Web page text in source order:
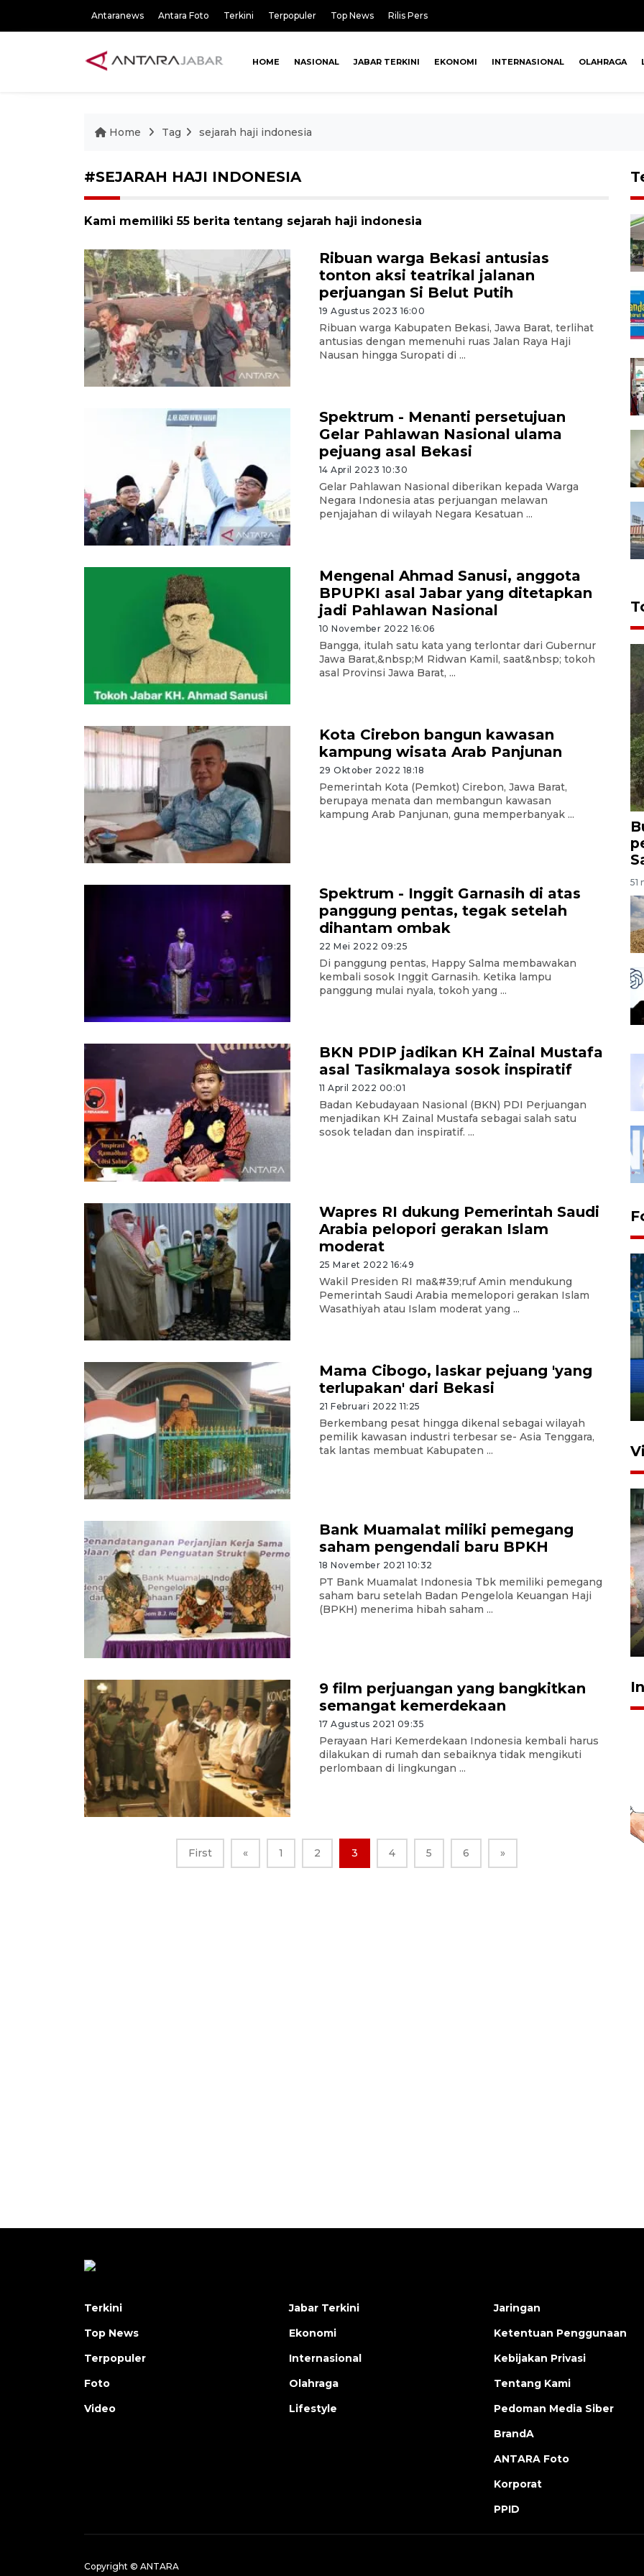
Antaranews Antara Foto Terkini Terpopuler Top News Rilis Pers
HOME NASIONAL JABAR TERKINI EKONOMI INTERNASIONAL OLAHRAGA
Home Tag sejarah haji indonesia
#SEJARAH HAJI INDONESIA
Kami memiliki 55 berita tentang sejarah haji indonesia
Ribuan warga Bekasi antusias
tonton aksi teatrikal jalanan
perjuangan Si Belut Putih
19 Agustus 2023 16:00
Ribuan warga Kabupaten Bekasi, Jawa Barat, terlihat
antusias dengan memenuhi ruas Jalan Raya Haji
Nausan hingga Suropati di ...
Spektrum - Menanti persetujuan
Gelar Pahlawan Nasional ulama
pejuang asal Bekasi
14 April 2023 10:30
Gelar Pahlawan Nasional diberikan kepada Warga
Negara Indonesia atas perjuangan melawan
penjajahan di wilayah Negara Kesatuan ...
Mengenal Ahmad Sanusi, anggota
BPUPKI asal Jabar yang ditetapkan
jadi Pahlawan Nasional
10 November 2022 16:06
Bangga, itulah satu kata yang terlontar dari Gubernur
Jawa Barat,&nbsp;M Ridwan Kamil, saat&nbsp; tokoh
asal Provinsi Jawa Barat, ...
Kota Cirebon bangun kawasan
kampung wisata Arab Panjunan
29 Oktober 2022 18:18
Pemerintah Kota (Pemkot) Cirebon, Jawa Barat,
berupaya menata dan membangun kawasan
kampung Arab Panjunan, guna memperbanyak ...
Spektrum - Inggit Garnasih di atas
panggung pentas, tegak setelah
dihantam ombak
22 Mei 2022 09:25
Di panggung pentas, Happy Salma membawakan
kembali sosok Inggit Garnasih. Ketika lampu
panggung mulai nyala, tokoh yang ...
BKN PDIP jadikan KH Zainal Mustafa
asal Tasikmalaya sosok inspiratif
11 April 2022 00:01
Badan Kebudayaan Nasional (BKN) PDI Perjuangan
menjadikan KH Zainal Mustafa sebagai salah satu
sosok teladan dan inspiratif. ...
Wapres RI dukung Pemerintah Saudi
Arabia pelopori gerakan Islam
moderat
25 Maret 2022 16:49
Wakil Presiden RI ma&#39;ruf Amin mendukung
Pemerintah Saudi Arabia memelopori gerakan Islam
Wasathiyah atau Islam moderat yang ...
Mama Cibogo, laskar pejuang 'yang
terlupakan' dari Bekasi
21 Februari 2022 11:25
Berkembang pesat hingga dikenal sebagai wilayah
pemilik kawasan industri terbesar se- Asia Tenggara,
tak lantas membuat Kabupaten ...
Bank Muamalat miliki pemegang
saham pengendali baru BPKH
18 November 2021 10:32
PT Bank Muamalat Indonesia Tbk memiliki pemegang
saham baru setelah Badan Pengelola Keuangan Haji
(BPKH) menerima hibah saham ...
9 film perjuangan yang bangkitkan
semangat kemerdekaan
17 Agustus 2021 09:35
Perayaan Hari Kemerdekaan Indonesia kembali harus
dilakukan di rumah dan sebaiknya tidak mengikuti
perlombaan di lingkungan ...
First « 1 2 3 4 5 6 »
51
dan manajerial SPPI di
Balikpapan
31 Juli 2026 18:01
Pigai: Penangkapan begal
tetap kewenangan aparat
Terkini
Top News
Terpopuler
Foto
Video
Jabar Terkini
Ekonomi
Internasional
Olahraga
Lifestyle
Jaringan
Ketentuan Penggunaan
Kebijakan Privasi
Tentang Kami
Pedoman Media Siber
BrandA
ANTARA Foto
Korporat
PPID
Copyright © ANTARA